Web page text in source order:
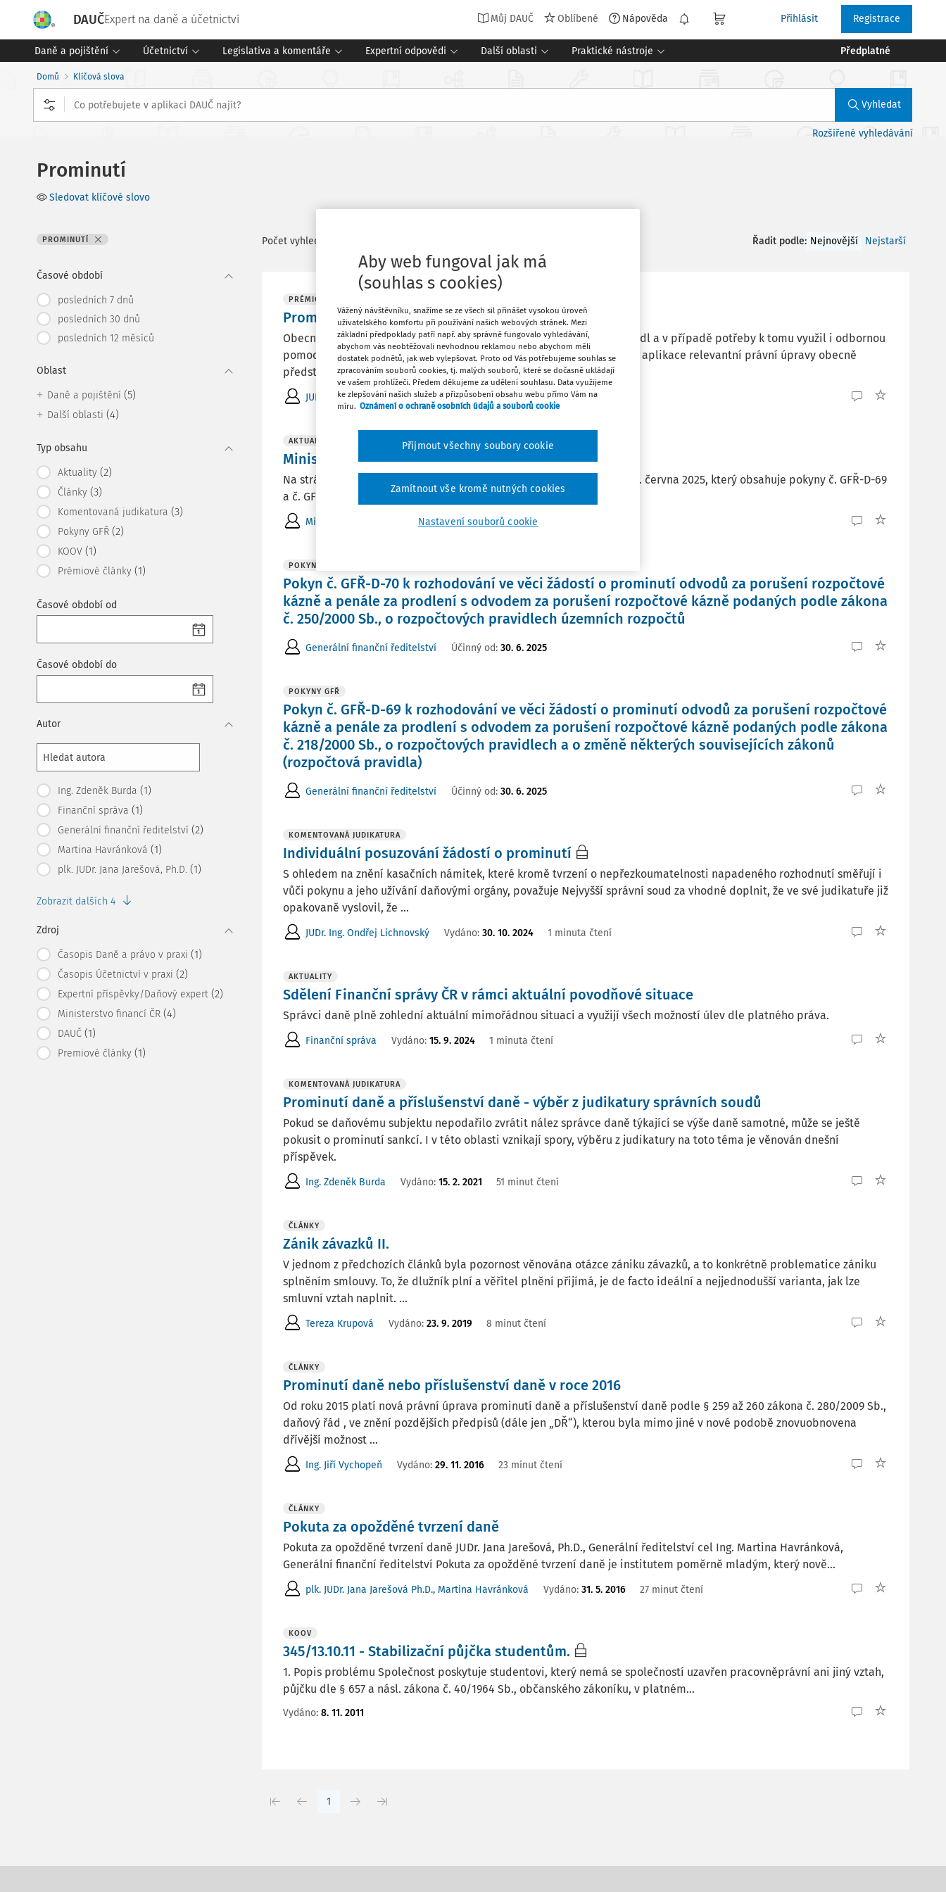
DAUČExpert na daně a účetnictví Můj DAUČ Oblíbené Nápověda Přihlásit Registrace
Daně a pojištění Účetnictví Legislativa a komentáře Expertní odpovědi Další oblasti Praktické nástroje Předplatné
Domů Klíčová slova
Vyhledat
Rozšířené vyhledávání
Prominutí
Sledovat klíčové slovo
PROMINUTÍ
Časové období
posledních 7 dnů
posledních 30 dnů
posledních 12 měsíců
Oblast
Daně a pojištění (5)
Další oblasti (4)
Typ obsahu
Aktuality (2)
Články (3)
Komentovaná judikatura (3)
Pokyny GFŘ (2)
KOOV (1)
Prémiové články (1)
Časové období od
Časové období do
Autor
Ing. Zdeněk Burda (1)
Finanční správa (1)
Generální finanční ředitelství (2)
Martina Havránková (1)
plk. JUDr. Jana Jarešová, Ph.D. (1)
Zobrazit dalších 4
Zdroj
Časopis Daně a právo v praxi (1)
Časopis Účetnictví v praxi (2)
Expertní příspěvky/Daňový expert (2)
Ministerstvo financí ČR (4)
DAUČ (1)
Premiové články (1)
Počet vyhledaných dokumentů: Řadit podle: Nejnovější Nejstarší
PRÉMIOVÉ ČLÁNKY
Prominutí a možnost sjednat si odbornou pomoc
Obecně je na daňovém subjektu, aby svou daň správně přiznal a odvedl a v případě potřeby k tomu využil i odbornou
pomoc daňového poradce. Opačný výklad, podle něhož by nesprávná aplikace relevantní právní úpravy obecně
představovala ospravedlnitelný důvod ...
JUDr. Ing. Ondřej Lichnovský Vydáno:27. 2. 2026 1 minuta čtení
AKTUALITY
Ministerstvo financí: Finanční zpravodaj číslo 8/2025
Na stránkách MF byl uveřejněn Finanční zpravodaj č. 8/2025 ze dne 19. června 2025, který obsahuje pokyny č. GFŘ-D-69
a č. GFŘ-D-70.
Ministerstvo financí ČR Vydáno:18. 6. 2025 1 minuta čtení
POKYNY GFŘ
Pokyn č. GFŘ-D-70 k rozhodování ve věci žádostí o prominutí odvodů za porušení rozpočtové
kázně a penále za prodlení s odvodem za porušení rozpočtové kázně podaných podle zákona
č. 250/2000 Sb., o rozpočtových pravidlech územních rozpočtů
Generální finanční ředitelství Účinný od: 30. 6. 2025
POKYNY GFŘ
Pokyn č. GFŘ-D-69 k rozhodování ve věci žádostí o prominutí odvodů za porušení rozpočtové
kázně a penále za prodlení s odvodem za porušení rozpočtové kázně podaných podle zákona
č. 218/2000 Sb., o rozpočtových pravidlech a o změně některých souvisejících zákonů
(rozpočtová pravidla)
Generální finanční ředitelství Účinný od: 30. 6. 2025
KOMENTOVANÁ JUDIKATURA
Individuální posuzování žádostí o prominutí
S ohledem na znění kasačních námitek, které kromě tvrzení o nepřezkoumatelnosti napadeného rozhodnutí směřují i
vůči pokynu a jeho užívání daňovými orgány, považuje Nejvyšší správní soud za vhodné doplnit, že ve své judikatuře již
opakovaně vyslovil, že ...
JUDr. Ing. Ondřej Lichnovský Vydáno: 30. 10. 2024 1 minuta čtení
AKTUALITY
Sdělení Finanční správy ČR v rámci aktuální povodňové situace
Správci daně plně zohlední aktuální mimořádnou situaci a využijí všech možností úlev dle platného práva.
Finanční správa Vydáno: 15. 9. 2024 1 minuta čtení
KOMENTOVANÁ JUDIKATURA
Prominutí daně a příslušenství daně - výběr z judikatury správních soudů
Pokud se daňovému subjektu nepodařilo zvrátit nález správce daně týkající se výše daně samotné, může se ještě
pokusit o prominutí sankcí. I v této oblasti vznikají spory, výběru z judikatury na toto téma je věnován dnešní
příspěvek.
Ing. Zdeněk Burda Vydáno: 15. 2. 2021 51 minut čtení
ČLÁNKY
Zánik závazků II.
V jednom z předchozích článků byla pozornost věnována otázce zániku závazků, a to konkrétně problematice zániku
splněním smlouvy. To, že dlužník plní a věřitel plnění přijímá, je de facto ideální a nejjednodušší varianta, jak lze
smluvní vztah naplnit. ...
Tereza Krupová Vydáno: 23. 9. 2019 8 minut čtení
ČLÁNKY
Prominutí daně nebo příslušenství daně v roce 2016
Od roku 2015 platí nová právní úprava prominutí daně a příslušenství daně podle § 259 až 260 zákona č. 280/2009 Sb.,
daňový řád , ve znění pozdějších předpisů (dále jen „DŘ“), kterou byla mimo jiné v nové podobě znovuobnovena
dřívější možnost ...
Ing. Jiří Vychopeň Vydáno: 29. 11. 2016 23 minut čtení
ČLÁNKY
Pokuta za opožděné tvrzení daně
Pokuta za opožděné tvrzení daně JUDr. Jana Jarešová, Ph.D., Generální ředitelství cel Ing. Martina Havránková,
Generální finanční ředitelství Pokuta za opožděné tvrzení daně je institutem poměrně mladým, který nově...
plk. JUDr. Jana Jarešová Ph.D., Martina Havránková Vydáno: 31. 5. 2016 27 minut čtení
KOOV
345/13.10.11 - Stabilizační půjčka studentům.
1. Popis problému Společnost poskytuje studentovi, který nemá se společností uzavřen pracovněprávní ani jiný vztah,
půjčku dle § 657 a násl. zákona č. 40/1964 Sb., občanského zákoníku, v platném...
Vydáno: 8. 11. 2011
1
Aby web fungoval jak má
(souhlas s cookies)
Vážený návštěvníku, snažíme se ze všech sil přinášet vysokou úroveň
uživatelského komfortu při používání našich webových stránek. Mezi
základní předpoklady patří např. aby správně fungovalo vyhledávání,
abychom vás neobtěžovali nevhodnou reklamou nebo abychom měli
dostatek podnětů, jak web vylepšovat. Proto od Vás potřebujeme souhlas se
zpracováním souborů cookies, tj. malých souborů, které se dočasně ukládají
ve vašem prohlížeči. Předem děkujeme za udělení souhlasu. Data využijeme
ke zlepšování našich služeb a přizpůsobení obsahu webu přímo Vám na
míru. Oznámení o ochraně osobních údajů a souborů cookie
Nastavení souborů cookie
Zamítnout vše kromě nutných cookies
Přijmout všechny soubory cookie